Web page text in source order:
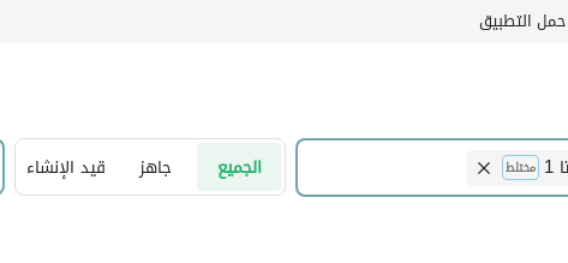
حمل التطبيق
1 مختلط الجميع جاهز قيد الإنشاء